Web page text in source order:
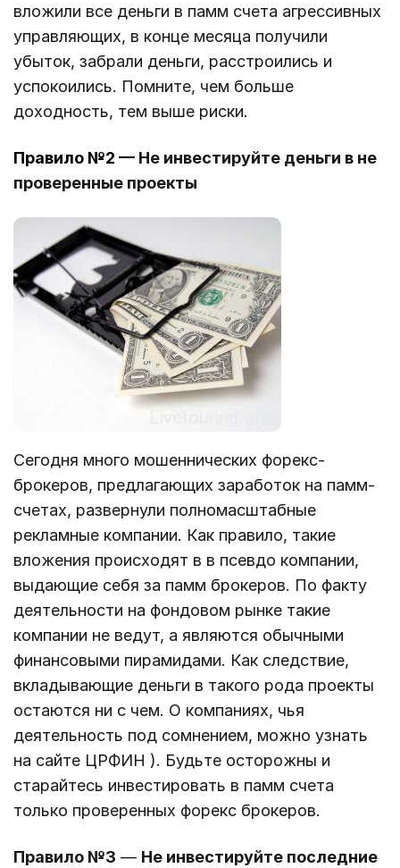
вложили все деньги в памм счета агрессивных
управляющих, в конце месяца получили
убыток, забрали деньги, расстроились и
успокоились. Помните, чем больше
доходность, тем выше риски.
Правило №2 — Не инвестируйте деньги в не
проверенные проекты
Сегодня много мошеннических форекс-
брокеров, предлагающих заработок на памм-
счетах, развернули полномасштабные
рекламные компании. Как правило, такие
вложения происходят в в псевдо компании,
выдающие себя за памм брокеров. По факту
деятельности на фондовом рынке такие
компании не ведут, а являются обычными
финансовыми пирамидами. Как следствие,
вкладывающие деньги в такого рода проекты
остаются ни с чем. О компаниях, чья
деятельность под сомнением, можно узнать
на сайте ЦРФИН ). Будьте осторожны и
старайтесь инвестировать в памм счета
только проверенных форекс брокеров.
Правило №3 — Не инвестируйте последние